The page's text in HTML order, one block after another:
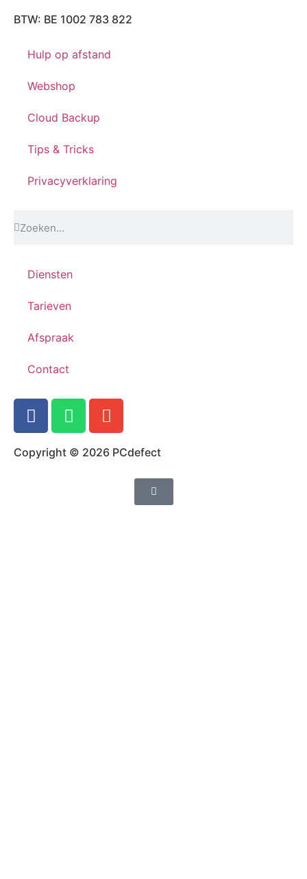
BTW: BE 1002 783 822
Hulp op afstand
Webshop
Cloud Backup
Tips & Tricks
Privacyverklaring
Diensten
Tarieven
Afspraak
Contact
Copyright © 2026 PCdefect